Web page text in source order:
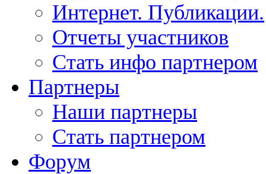
Интернет. Публикации.
Отчеты участников
Стать инфо партнером
Партнеры
Наши партнеры
Стать партнером
Форум